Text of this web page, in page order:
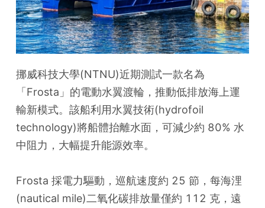
挪威科技大學(NTNU)近期測試一款名為
「Frosta」的電動水翼渡輪，推動低排放海上運
輸新模式。該船利用水翼技術(hydrofoil
technology)將船體抬離水面，可減少約 80% 水
中阻力，大幅提升能源效率。
Frosta 採電力驅動，巡航速度約 25 節，每海浬
(nautical mile)二氧化碳排放量僅約 112 克，遠